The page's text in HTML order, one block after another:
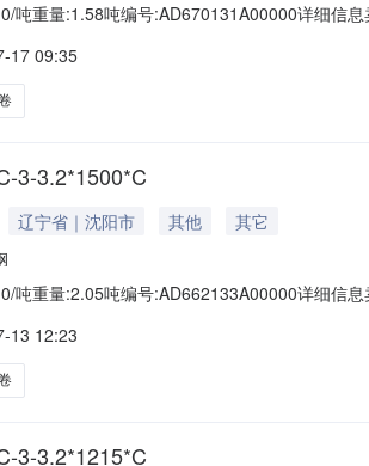
吨重量:1.58吨编号:AD670131A00000详细信
称:冷轧1#线锌层重量代码描述:上表面锌层重量
17 09:35
3-3.2*1500*C
辽宁省｜沈阳市 其他
其它
吨重量:2.05吨编号:AD662133A00000详细信
称:冷轧1#线锌层重量代码描述:上表面锌层重量
13 12:23
3-3.2*1215*C